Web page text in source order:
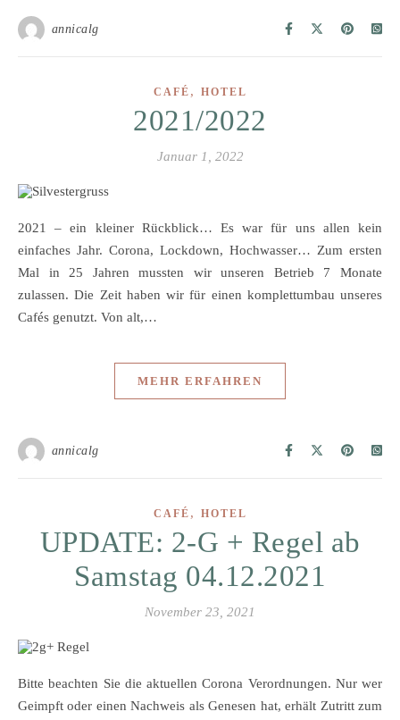
annicalg
CAFÉ , HOTEL
2021/2022
Januar 1, 2022
2021 – ein kleiner Rückblick… Es war für uns allen kein
einfaches Jahr. Corona, Lockdown, Hochwasser… Zum ersten
Mal in 25 Jahren mussten wir unseren Betrieb 7 Monate
zulassen. Die Zeit haben wir für einen komplettumbau unseres
Cafés genutzt. Von alt,…
MEHR ERFAHREN
annicalg
CAFÉ , HOTEL
UPDATE: 2-G + Regel ab
Samstag 04.12.2021
November 23, 2021
Bitte beachten Sie die aktuellen Corona Verordnungen. Nur wer
Geimpft oder einen Nachweis als Genesen hat, erhält Zutritt zum